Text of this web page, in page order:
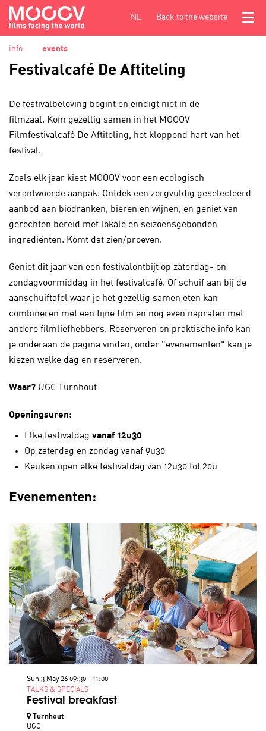
NL Back to the website Menu
info events
Festivalcafé De Aftiteling
De festivalbeleving begint en eindigt niet in de
filmzaal. Kom gezellig samen in het MOOOV
Filmfestivalcafé De Aftiteling, het kloppend hart van het
festival.
Zoals elk jaar kiest MOOOV voor een ecologisch
verantwoorde aanpak. Ontdek een zorgvuldig geselecteerd
aanbod aan biodranken, bieren en wijnen, en geniet van
gerechten bereid met lokale en seizoensgebonden
ingrediënten. Komt dat zien/proeven.
Geniet dit jaar van een festivalontbijt op zaterdag- en
zondagvoormiddag in het festivalcafé. Of schuif aan bij de
aanschuiftafel waar je het gezellig samen eten kan
combineren met een fijne film en nog even napraten met
andere filmliefhebbers. Reserveren en praktische info kan
je onderaan de pagina vinden, onder "evenementen" kan je
kiezen welke dag en reserveren.
Waar? UGC Turnhout
Openingsuren:
Elke festivaldagvanaf 12u30
Op zaterdag en zondag vanaf 9u30
Keuken open elke festivaldag van 12u30 tot 20u
Evenementen:
Festival breakfast
TALKS & SPECIALS
Sun 3 May 26 09:30 - 11:00
Turnhout
UGC